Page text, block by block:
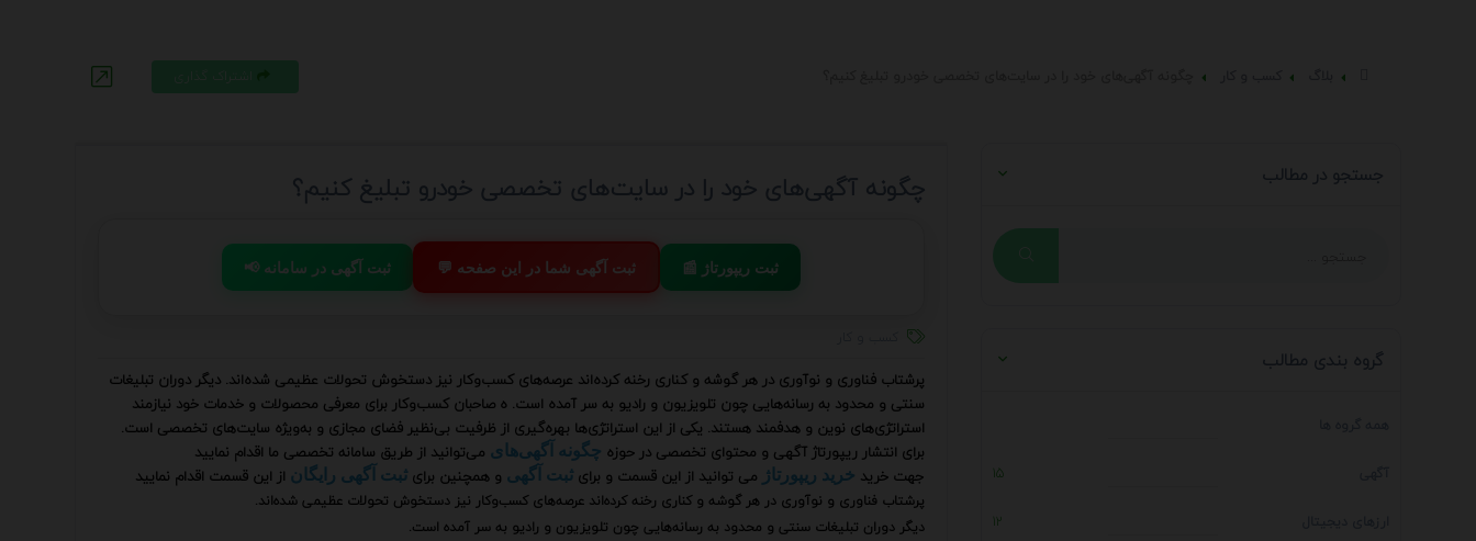
چگونه آگهی‌های خود را در سایت‌های تخصصی خودرو تبلیغ کنیم؟
📢 ثبت آگهی در سامانه 💬 ثبت آگهی شما در این صفحه 📰 ثبت ریپورتاژ
پرشتاب فناوری و نوآوری در هر گوشه و کناری رخنه کرده‌اند عرصه‌های کسب‌وکار نیز دستخوش تحولات عظیمی شده‌اند. دیگر دوران تبلیغات
سنتی و محدود به رسانه‌هایی چون تلویزیون و رادیو به سر آمده است. ه صاحبان کسب‌وکار برای معرفی محصولات و خدمات خود نیازمند
استراتژی‌های نوین و هدفمند هستند. یکی از این استراتژی‌ها بهره‌گیری از ظرفیت بی‌نظیر فضای مجازی و به‌ویژه سایت‌های تخصصی است.
برای انتشار ریپورتاژ آگهی و محتوای تخصصی در حوزه چگونه آگهی‌های می‌توانید از طریق سامانه تخصصی ما اقدام نمایید
جهت خرید خرید ریپورتاژ می توانید از این قسمت و برای ثبت آگهی و همچنین برای ثبت آگهی رایگان از این قسمت اقدام نمایید
پرشتاب فناوری و نوآوری در هر گوشه و کناری رخنه کرده‌اند عرصه‌های کسب‌وکار نیز دستخوش تحولات عظیمی شده‌اند.
دیگر دوران تبلیغات سنتی و محدود به رسانه‌هایی چون تلویزیون و رادیو به سر آمده است.
جستجو در مطالب
گروه بندی مطالب
15
12